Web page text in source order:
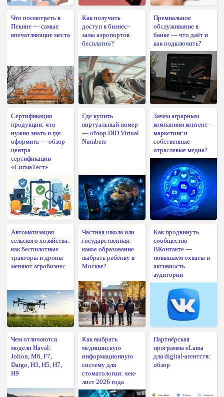
Что посмотреть в
Пекине — самые
впечатляющие места
Как получить
доступ в бизнес-
залы аэропортов
бесплатно?
Премиальное
обслуживание в
банке — что даёт и
как подключить?
Сертификация
продукции: что
нужно знать и где
оформить — обзор
центра
сертификации
«СигмаТест»
Где купить
виртуальный номер
— обзор DID Virtual
Numbers
Зачем аграрным
компаниям контент-
маркетинг и
собственные
отраслевые медиа?
Автоматизация
сельского хозяйства:
как беспилотные
тракторы и дроны
меняют агробизнес
Частная школа или
государственная:
какое образование
выбрать ребёнку в
Москве?
Как продвинуть
сообщество
ВКонтакте —
повышаем охваты и
активность
аудитории
Чем отличаются
модели Haval:
Jolion, M6, F7,
Dargo, H3, H5, H7,
H9
Как выбрать
медицинскую
информационную
систему для
стоматологии: чек-
лист 2026 года
Партнёрская
программа eLama
для digital-агентств:
обзор